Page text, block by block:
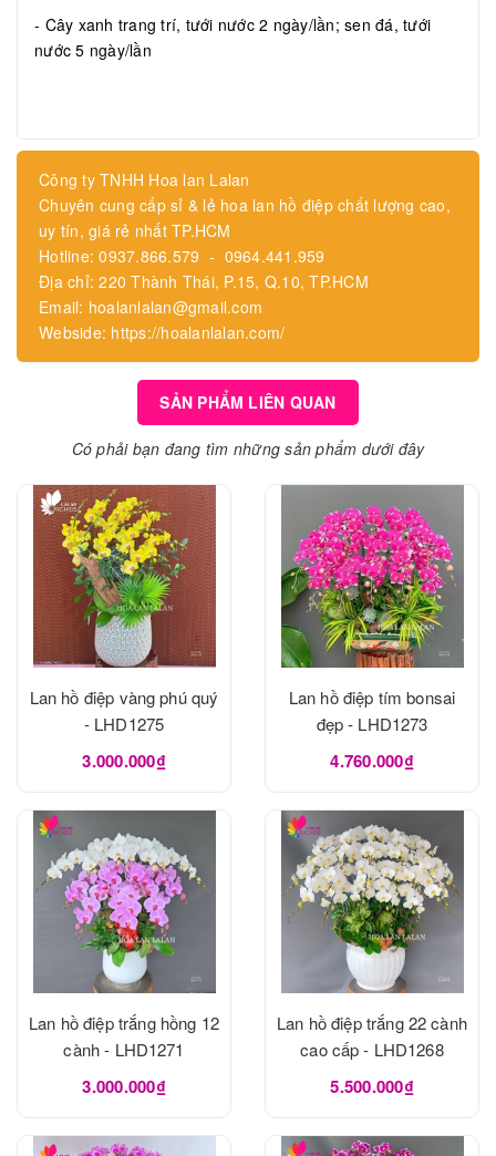
- Cây xanh trang trí, tưới nước 2 ngày/lần; sen đá, tưới
nước 5 ngày/lần
Công ty TNHH Hoa lan Lalan
Chuyên cung cấp sỉ & lẻ hoa lan hồ điệp chất lượng cao,
uy tín, giá rẻ nhất TP.HCM
Hotline: 0937.866.579 - 0964.441.959
Địa chỉ: 220 Thành Thái, P.15, Q.10, TP.HCM
Email: hoalanlalan@gmail.com
Webside: https://hoalanlalan.com/
SẢN PHẨM LIÊN QUAN
Có phải bạn đang tìm những sản phẩm dưới đây
Lan hồ điệp vàng phú quý
- LHD1275
3.000.000₫
Lan hồ điệp tím bonsai
đẹp - LHD1273
4.760.000₫
Lan hồ điệp trắng hồng 12
cành - LHD1271
3.000.000₫
Lan hồ điệp trắng 22 cành
cao cấp - LHD1268
5.500.000₫